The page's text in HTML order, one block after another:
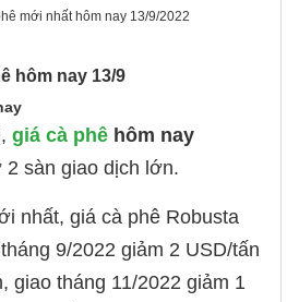
mới nhất hôm nay 13/9/2022
hôm nay 13/9
giá cà phê hôm nay
sàn giao dịch lớn.
nhất, giá cà phê Robusta
9/2022 giảm 2 USD/tấn
giao tháng 11/2022 giảm 1